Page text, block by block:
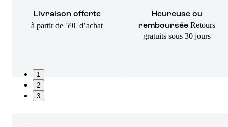
Livraison offerte
à partir de 59€ d’achat
Heureuse ou
remboursée Retours
gratuits sous 30 jours
1
2
3